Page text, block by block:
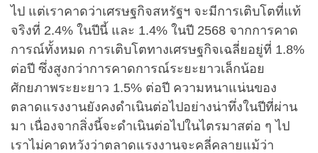
ไป แต่เราคาดว่าเศรษฐกิจสหรัฐฯ จะมีการเติบโตที่แท้
จริงที่ 2.4% ในปีนี้ และ 1.4% ในปี 2568 จากการคาด
การณ์ทั้งหมด การเติบโตทางเศรษฐกิจเฉลี่ยอยู่ที่ 1.8%
ต่อปี ซึ่งสูงกว่าการคาดการณ์ระยะยาวเล็กน้อย
ศักยภาพระยะยาว 1.5% ต่อปี ความหนาแน่นของ
ตลาดแรงงานยังคงดำเนินต่อไปอย่างน่าทึ่งในปีที่ผ่าน
มา เนื่องจากสิ่งนี้จะดำเนินต่อไปในไตรมาสต่อ ๆ ไป
เราไม่คาดหวังว่าตลาดแรงงานจะคลี่คลายแม้ว่า